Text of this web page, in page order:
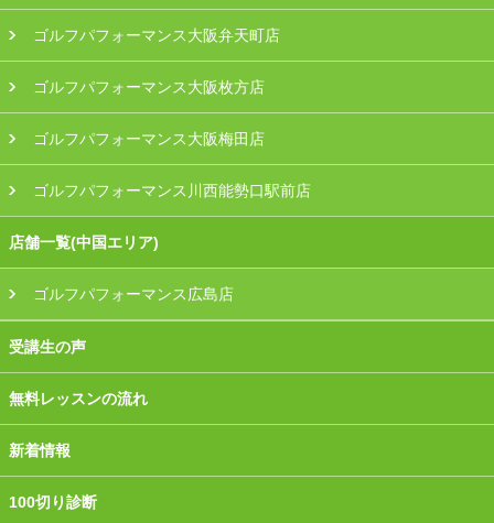
ゴルフパフォーマンス大阪弁天町店
ゴルフパフォーマンス大阪枚方店
ゴルフパフォーマンス大阪梅田店
ゴルフパフォーマンス川西能勢口駅前店
店舗一覧(中国エリア)
ゴルフパフォーマンス広島店
受講生の声
無料レッスンの流れ
新着情報
100切り診断